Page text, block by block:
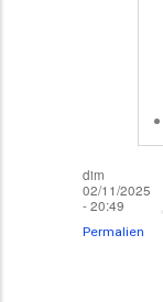
dim
02/11/2025
- 20:49
Permalien